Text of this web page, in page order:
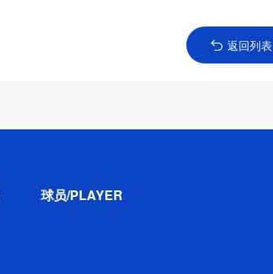
返回列表
球员/PLAYER